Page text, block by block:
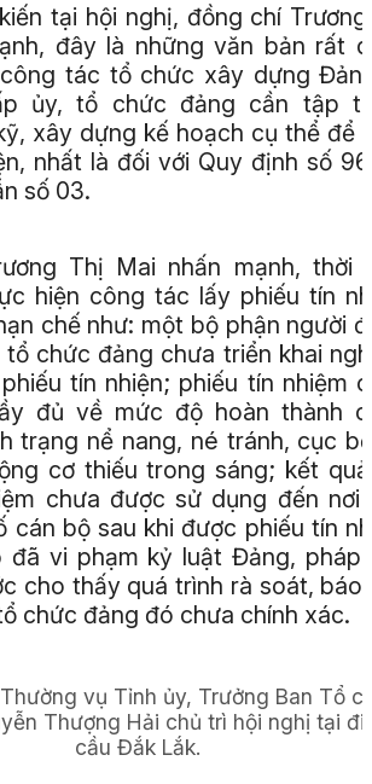
tại hội nghị, đồng chí
đây là những văn bản rất
tác tổ chức xây dựng
ủy, tổ chức đảng cần tập
xây dựng kế hoạch cụ thể để
nhất là đối với Quy định số
số 03.
Thị Mai nhấn mạnh, thời
hiện công tác lấy phiếu tín
chế như: một bộ phận người
tổ chức đảng chưa triển khai
tín nhiện; phiếu tín nhiệm
đủ về mức độ hoàn thành
trạng nể nang, né tránh, cục
cơ thiếu trong sáng; kết
chưa được sử dụng đến nơi
cán bộ sau khi được phiếu tín
đã vi phạm kỷ luật Đảng, pháp
cho thấy quá trình rà soát, báo
chức đảng đó chưa chính xác.
vụ Tỉnh ủy, Trưởng Ban Tổ
Thượng Hải chủ trì hội nghị tại
cầu Đắk Lắk.